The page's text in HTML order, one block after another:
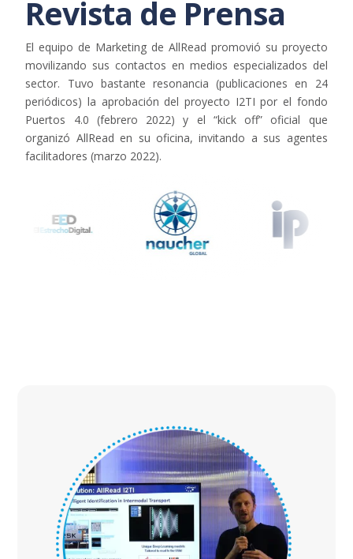
Revista de Prensa
El equipo de Marketing de AllRead promovió su proyecto
movilizando sus contactos en medios especializados del
sector. Tuvo bastante resonancia(publicaciones en 24
periódicos)la aprobación del proyecto I2TIpor el fondo
Puertos 4.0 (febrero 2022) y el “kickoff” oficial que
organizó AllRead en su oficina, invitando a sus agentes
facilitadores (marzo 2022).